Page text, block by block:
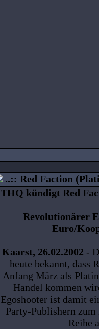
..:: Red Faction
THQ kündigt Red
Revolutionärer
Euro/
Kaarst, 26.02.2002 -
heute bekannt, dass
Anfang März als
Handel kommen
Egoshooter ist damit
Party-Publishern
Reihe